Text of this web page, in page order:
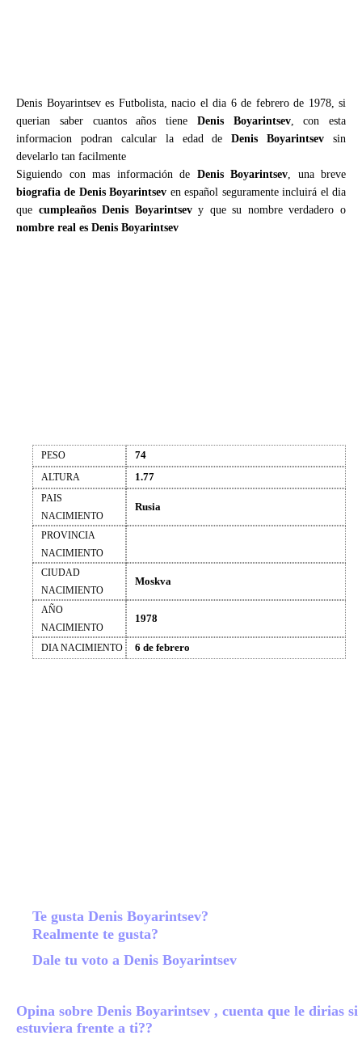
Denis Boyarintsev es Futbolista, nacio el dia 6 de febrero de 1978, si
querian saber cuantos años tiene Denis Boyarintsev, con esta
informacion podran calcular la edad deDenis Boyarintsev sin
develarlo tan facilmente
Siguiendo con mas información de Denis Boyarintsev, una breve
biografia de Denis Boyarintsev en español seguramente incluirá el dia
que cumpleaños Denis Boyarintsevy que su nombre verdadero o
nombre real es Denis Boyarintsev
PESO 74
ALTURA 1.77
PAIS
NACIMIENTO
Rusia
PROVINCIA
NACIMIENTO
CIUDAD
NACIMIENTO
Moskva
AÑO
NACIMIENTO
1978
DIA NACIMIENTO 6 de febrero
Te gusta Denis Boyarintsev?
Realmente te gusta?
Dale tu voto a Denis Boyarintsev
Opina sobre Denis Boyarintsev , cuenta que le dirias si
estuviera frente a ti??